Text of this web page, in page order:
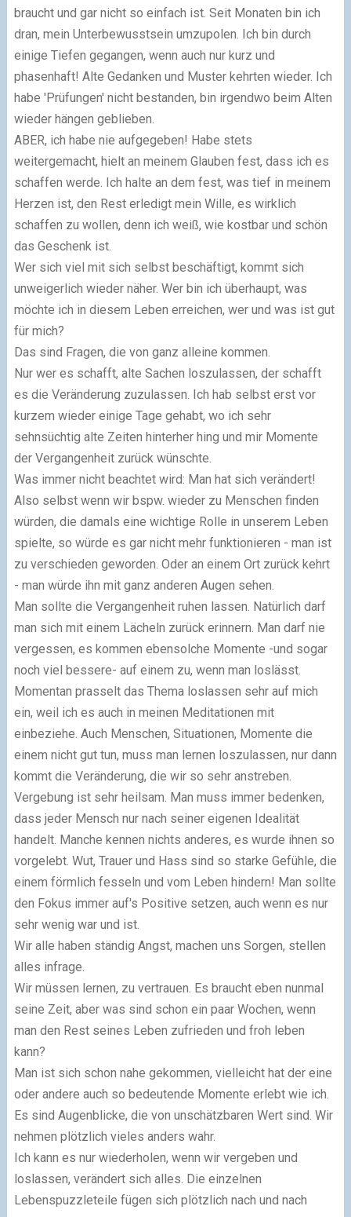
braucht und gar nicht so einfach ist. Seit Monaten bin ich
dran, mein Unterbewusstsein umzupolen. Ich bin durch
einige Tiefen gegangen, wenn auch nur kurz und
phasenhaft! Alte Gedanken und Muster kehrten wieder. Ich
habe 'Prüfungen' nicht bestanden, bin irgendwo beim Alten
wieder hängen geblieben.
ABER, ich habe nie aufgegeben! Habe stets
weitergemacht, hielt an meinem Glauben fest, dass ich es
schaffen werde. Ich halte an dem fest, was tief in meinem
Herzen ist, den Rest erledigt mein Wille, es wirklich
schaffen zu wollen, denn ich weiß, wie kostbar und schön
das Geschenk ist.
Wer sich viel mit sich selbst beschäftigt, kommt sich
unweigerlich wieder näher. Wer bin ich überhaupt, was
möchte ich in diesem Leben erreichen, wer und was ist gut
für mich?
Das sind Fragen, die von ganz alleine kommen.
Nur wer es schafft, alte Sachen loszulassen, der schafft
es die Veränderung zuzulassen. Ich hab selbst erst vor
kurzem wieder einige Tage gehabt, wo ich sehr
sehnsüchtig alte Zeiten hinterher hing und mir Momente
der Vergangenheit zurück wünschte.
Was immer nicht beachtet wird: Man hat sich verändert!
Also selbst wenn wir bspw. wieder zu Menschen finden
würden, die damals eine wichtige Rolle in unserem Leben
spielte, so würde es gar nicht mehr funktionieren - man ist
zu verschieden geworden. Oder an einem Ort zurück kehrt
- man würde ihn mit ganz anderen Augen sehen.
Man sollte die Vergangenheit ruhen lassen. Natürlich darf
man sich mit einem Lächeln zurück erinnern. Man darf nie
vergessen, es kommen ebensolche Momente -und sogar
noch viel bessere- auf einem zu, wenn man loslässt.
Momentan prasselt das Thema loslassen sehr auf mich
ein, weil ich es auch in meinen Meditationen mit
einbeziehe. Auch Menschen, Situationen, Momente die
einem nicht gut tun, muss man lernen loszulassen, nur dann
kommt die Veränderung, die wir so sehr anstreben.
Vergebung ist sehr heilsam. Man muss immer bedenken,
dass jeder Mensch nur nach seiner eigenen Idealität
handelt. Manche kennen nichts anderes, es wurde ihnen so
vorgelebt. Wut, Trauer und Hass sind so starke Gefühle, die
einem förmlich fesseln und vom Leben hindern! Man sollte
den Fokus immer auf's Positive setzen, auch wenn es nur
sehr wenig war und ist.
Wir alle haben ständig Angst, machen uns Sorgen, stellen
alles infrage.
Wir müssen lernen, zu vertrauen. Es braucht eben nunmal
seine Zeit, aber was sind schon ein paar Wochen, wenn
man den Rest seines Leben zufrieden und froh leben
kann?
Man ist sich schon nahe gekommen, vielleicht hat der eine
oder andere auch so bedeutende Momente erlebt wie ich.
Es sind Augenblicke, die von unschätzbaren Wert sind. Wir
nehmen plötzlich vieles anders wahr.
Ich kann es nur wiederholen, wenn wir vergeben und
loslassen, verändert sich alles. Die einzelnen
Lebenspuzzleteile fügen sich plötzlich nach und nach